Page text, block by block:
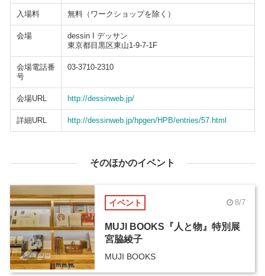
入場料 無料（ワークショップを除く）
会場
dessin I デッサン
東京都目黒区東山1-9-7-1F
会場電話番
号
03-3710-2310
会場URL http://dessinweb.jp/
詳細URL http://dessinweb.jp/hpgen/HPB/entries/57.html
そのほかのイベント
イベント 8/7
MUJI BOOKS『人と物』特別展
宮脇綾子
MUJI BOOKS